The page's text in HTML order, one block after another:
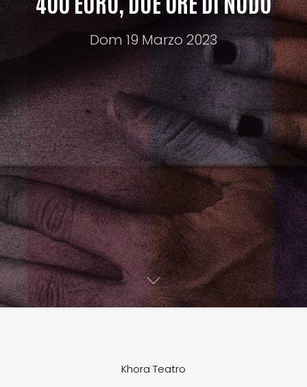
Dom 19 Marzo 2023
Khora Teatro